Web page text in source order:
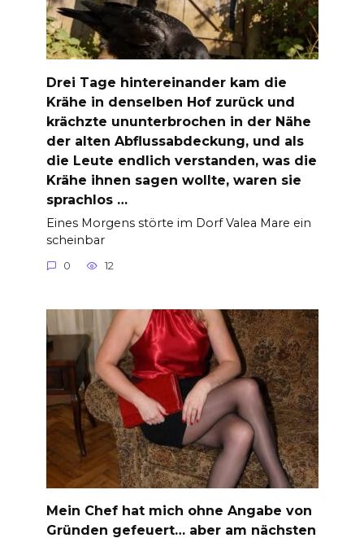
Drei Tage hintereinander kam die
Krähe in denselben Hof zurück und
krächzte ununterbrochen in der Nähe
der alten Abflussabdeckung, und als
die Leute endlich verstanden, was die
Krähe ihnen sagen wollte, waren sie
sprachlos …
Eines Morgens störte im Dorf Valea Mare ein
scheinbar
0 12
Mein Chef hat mich ohne Angabe von
Gründen gefeuert… aber am nächsten